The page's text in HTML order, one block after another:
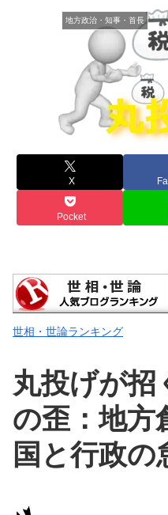
地方政治・知事・首長
X
Pocket
世相・世論ランキング
丸投げが招
の歪：地方
国と行政の